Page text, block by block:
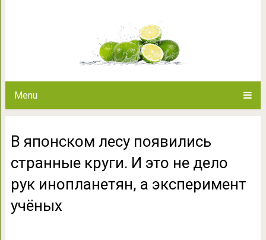
Menu
инопланетян, а
В японском лесу появились
странные круги. И это не дело
рук инопланетян, а эксперимент
учёных